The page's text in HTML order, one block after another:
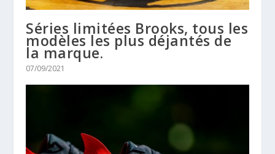
Séries limitées Brooks, tous les
modèles les plus déjantés de
la marque.
07/09/2021